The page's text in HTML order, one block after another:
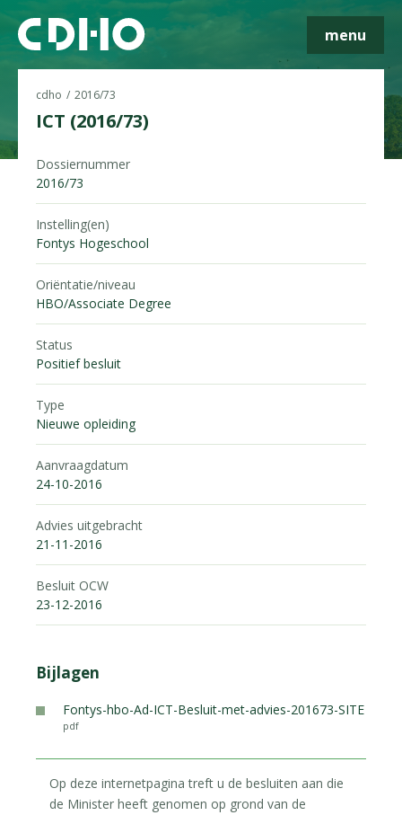
menu
cdho 2016/73
ICT (2016/73)
Dossiernummer
2016/73
Instelling(en)
Fontys Hogeschool
Oriëntatie/niveau
HBO/Associate Degree
Status
Positief besluit
Type
Nieuwe opleiding
Aanvraagdatum
24-10-2016
Advies uitgebracht
21-11-2016
Besluit OCW
23-12-2016
Bijlagen
Fontys-hbo-Ad-ICT-Besluit-met-advies-201673-SITE
pdf
Op deze internetpagina treft u de besluiten aan die
de Minister heeft genomen op grond van de